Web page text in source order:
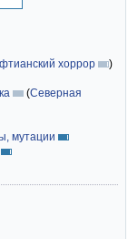
хоррор
)
(Северная
мутации